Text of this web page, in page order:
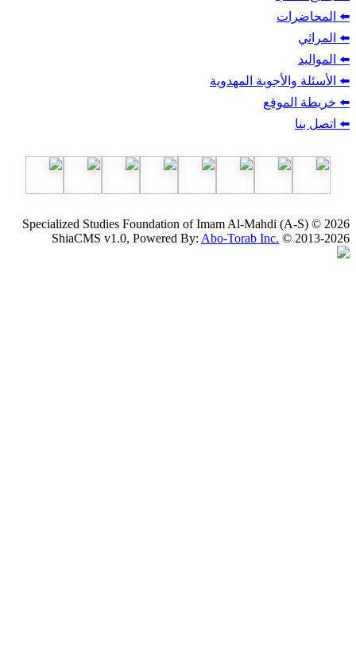
المهدوية
Specialized Studies Foundation of Imam Al-
ShiaCMS v1.0, Powered By:Abo-Torab Inc.